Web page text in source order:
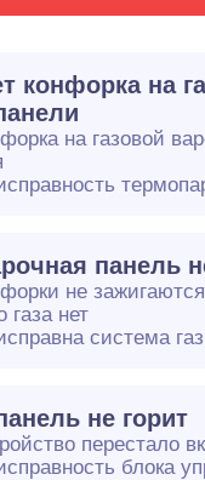
конфорка на
на газовой
панель
не
газа нет
система
не горит
перестало
блока